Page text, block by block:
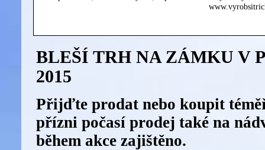
BLEŠÍ TRH NA ZÁMKU V
2015
Přijďte prodat nebo koupit
přízni počasí prodej také na
během akce zajištěno.